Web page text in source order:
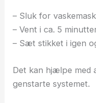
– Sluk for
– Vent i ca. 5
– Sæt stikket i igen
Det kan hjælpe med
genstarte systemet.